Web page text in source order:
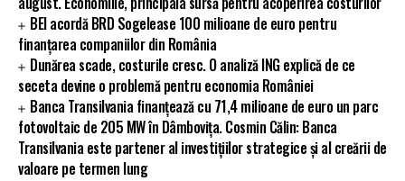
BEI acordă BRD Sogelease 100 milioane de euro pentru
finanțarea companiilor din România
Dunărea scade, costurile cresc. O analiză ING explică de ce
seceta devine o problemă pentru economia României
Banca Transilvania finanțează cu 71,4 milioane de euro un parc
fotovoltaic de 205 MW în Dâmbovița. Cosmin Călin: Banca
Transilvania este partener al investițiilor strategice și al creării de
valoare pe termen lung